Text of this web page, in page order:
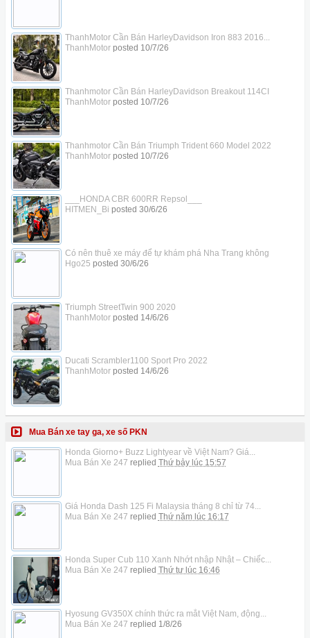
ThanhMotor Cần Bán HarleyDavidson Iron 883 2016...
ThanhMotorposted 10/7/26
Thanhmotor Cần Bán HarleyDavidson Breakout 114CI
ThanhMotorposted 10/7/26
Thanhmotor Cần Bán Triumph Trident 660 Model 2022
ThanhMotorposted 10/7/26
___HONDA CBR 600RR Repsol___
HITMEN_Bi posted 30/6/26
Có nên thuê xe máy để tự khám phá Nha Trang không
Hgo25 posted 30/6/26
Triumph StreetTwin 900 2020
ThanhMotorposted 14/6/26
Ducati Scrambler1100 Sport Pro 2022
ThanhMotorposted 14/6/26
Mua Bán xe tay ga, xe số PKN
Honda Giorno+ Buzz Lightyear về Việt Nam? Giá...
Mua Bán Xe 247 replied Thứ bảy lúc 15:57
Giá Honda Dash 125 Fi Malaysia tháng 8 chỉ từ 74...
Mua Bán Xe 247 replied Thứ năm lúc 16:17
Honda Super Cub 110 Xanh Nhớt nhập Nhật – Chiếc...
Mua Bán Xe 247 replied Thứ tư lúc 16:46
Hyosung GV350X chính thức ra mắt Việt Nam, động...
Mua Bán Xe 247 replied 1/8/26